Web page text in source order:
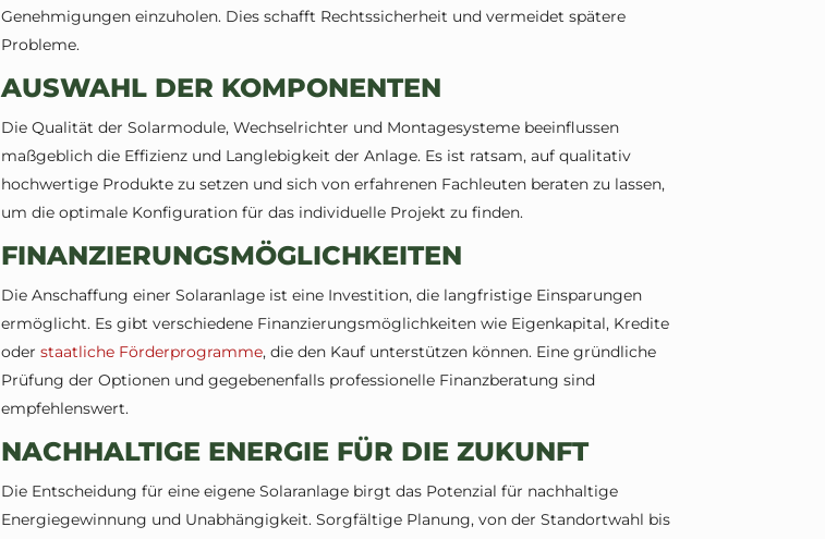
Genehmigungen einzuholen. Dies schafft Rechtssicherheit und vermeidet spätere
Probleme.
AUSWAHL DER KOMPONENTEN
Die Qualität der Solarmodule, Wechselrichter und Montagesysteme beeinflussen
maßgeblich die Effizienz und Langlebigkeit der Anlage. Es ist ratsam, auf qualitativ
hochwertige Produkte zu setzen und sich von erfahrenen Fachleuten beraten zu lassen,
um die optimale Konfiguration für das individuelle Projekt zu finden.
FINANZIERUNGSMÖGLICHKEITEN
Die Anschaffung einer Solaranlage ist eine Investition, die langfristige Einsparungen
ermöglicht. Es gibt verschiedene Finanzierungsmöglichkeiten wie Eigenkapital, Kredite
oderstaatliche Förderprogramme, die den Kauf unterstützen können. Eine gründliche
Prüfung der Optionen und gegebenenfalls professionelle Finanzberatung sind
empfehlenswert.
NACHHALTIGE ENERGIE FÜR DIE ZUKUNFT
Die Entscheidung für eine eigene Solaranlage birgt das Potenzial für nachhaltige
Energiegewinnung und Unabhängigkeit. Sorgfältige Planung, von der Standortwahl bis